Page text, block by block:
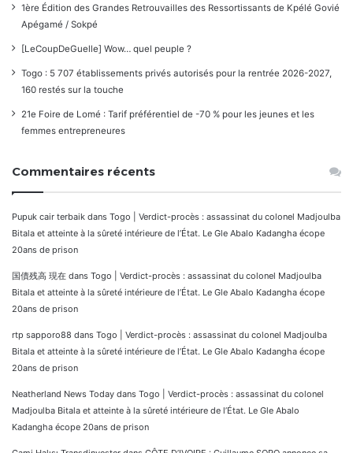
1ère Édition des Grandes Retrouvailles des Ressortissants de Kpélé Govié
Apégamé / Sokpé
[LeCoupDeGuelle] Wow… quel peuple ?
Togo : 5 707 établissements privés autorisés pour la rentrée 2026-2027,
160 restés sur la touche
21e Foire de Lomé : Tarif préférentiel de -70 % pour les jeunes et les
femmes entrepreneures
Commentaires récents
Pupuk cair terbaik dans Togo | Verdict-procès : assassinat du colonel Madjoulba
Bitala et atteinte à la sûreté intérieure de l’État. Le Gle Abalo Kadangha écope
20ans de prison
国債残高 現在 dans Togo | Verdict-procès : assassinat du colonel Madjoulba
Bitala et atteinte à la sûreté intérieure de l’État. Le Gle Abalo Kadangha écope
20ans de prison
rtp sapporo88 dans Togo | Verdict-procès : assassinat du colonel Madjoulba
Bitala et atteinte à la sûreté intérieure de l’État. Le Gle Abalo Kadangha écope
20ans de prison
Neatherland News Today dans Togo | Verdict-procès : assassinat du colonel
Madjoulba Bitala et atteinte à la sûreté intérieure de l’État. Le Gle Abalo
Kadangha écope 20ans de prison